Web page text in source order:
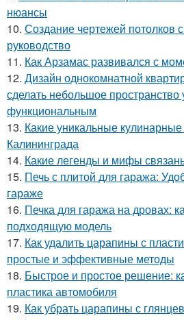
нюансы
10. Создание чертежей потолков
руководство
11. Как Арзамас развивался с
12. Дизайн однокомнатной
сделать небольшое
функциональным
13. Какие уникальные
Калининграда
14. Какие легенды и мифы
15. Печь с плитой для гаража:
гараже
16. Печка для гаража на дровах:
подходящую модель
17. Как удалить царапины с
простые и эффективные методы
18. Быстрое и простое решение:
пластика автомобиля
19. Как убрать царапины с